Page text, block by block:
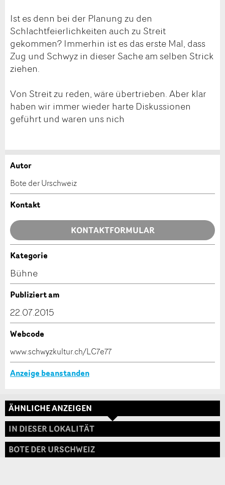
Ist es denn bei der Planung zu den
Schlachtfeierlichkeiten auch zu Streit
gekommen? Immerhin ist es das erste Mal, dass
Zug und Schwyz in dieser Sache am selben Strick
ziehen.
Von Streit zu reden, wäre übertrieben. Aber klar
haben wir immer wieder harte Diskussionen
geführt und waren uns nich
Anzeige beanstanden
Ihr Feedback wird sehr geschätzt!
Allgemeines Feedback
Anzeige nicht mehr gültig
Anzeige unvollständig
* Eingabe erforderlich
Anzeige weiterempfehlen
Empfehlen Sie diese Anzeige an Freunde weiter.
* Eingabe erforderlich
Autor
Bote der Urschweiz
Kontakt
KONTAKTFORMULAR
Kontakt
Verfassen Sie eine Nachricht für die Kontaktpersonen
Adresse
Kategorie
Bühne
Publiziert am
22.07.2015
Webcode
www.schwyzkultur.ch/LC7e77
Anzeige beanstanden
ÄHNLICHE ANZEIGEN
IN DIESER LOKALITÄT
BOTE DER URSCHWEIZ